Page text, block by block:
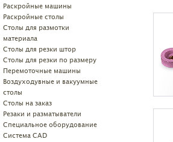
Pаскройные машины
Раскройные столы
Столы для размотки
материала
Cтолы для резки штор
Столы для резки по размеру
Перемоточные машины
Воздуходувные и вакуумные
столы
Столы на заказ
Резаки и разматыватели
Специальное оборудование
Системa CAD